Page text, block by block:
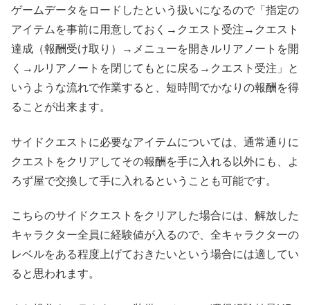
ゲームデータをロードしたという扱いになるので「指定の
アイテムを事前に用意しておく→クエスト受注→クエスト
達成（報酬受け取り）→メニューを開きルリアノートを開
く→ルリアノートを閉じてもとに戻る→クエスト受注」と
いうような流れで作業すると、短時間でかなりの報酬を得
ることが出来ます。
サイドクエストに必要なアイテムについては、通常通りに
クエストをクリアしてその報酬を手に入れる以外にも、よ
ろず屋で交換して手に入れるということも可能です。
こちらのサイドクエストをクリアした場合には、解放した
キャラクター全員に経験値が入るので、全キャラクターの
レベルをある程度上げておきたいという場合には適してい
ると思われます。